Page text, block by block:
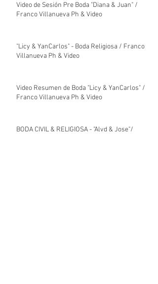
Video de Sesión Pre Boda "Diana & Juan" /
Franco Villanueva Ph & Video
"Licy & YanCarlos" - Boda Religiosa / Franco
Villanueva Ph & Video
Video Resumen de Boda "Licy & YanCarlos" /
Franco Villanueva Ph & Video
BODA CIVIL & RELIGIOSA - "Alyd & Jose"/